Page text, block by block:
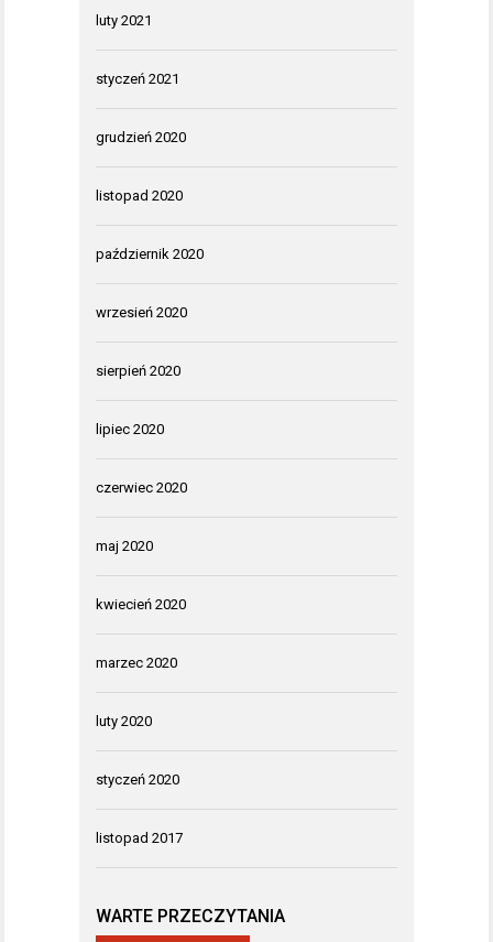
luty 2021
styczeń 2021
grudzień 2020
listopad 2020
październik 2020
wrzesień 2020
sierpień 2020
lipiec 2020
czerwiec 2020
maj 2020
kwiecień 2020
marzec 2020
luty 2020
styczeń 2020
listopad 2017
WARTE PRZECZYTANIA